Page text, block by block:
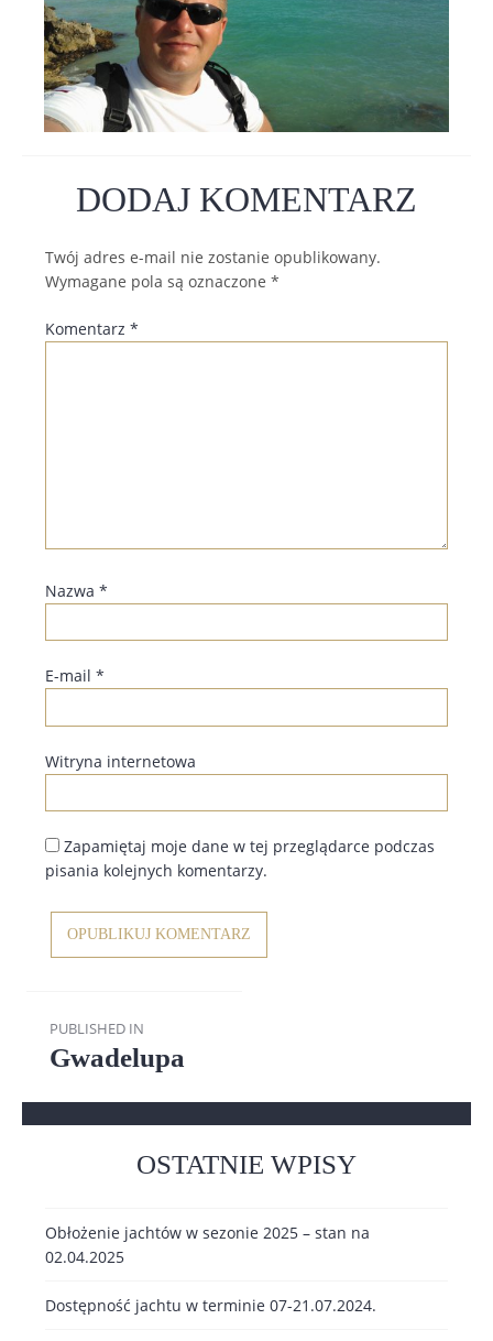
DODAJ KOMENTARZ
Twój adres e-mail nie zostanie opublikowany.
Wymagane pola są oznaczone *
Komentarz *
Nazwa *
E-mail *
Witryna internetowa
Zapamiętaj moje dane w tej przeglądarce podczas
pisania kolejnych komentarzy.
wpisu
PUBLISHED IN
Gwadelupa
OSTATNIE WPISY
Obłożenie jachtów w sezonie 2025 – stan na
02.04.2025
Dostępność jachtu w terminie 07-21.07.2024.